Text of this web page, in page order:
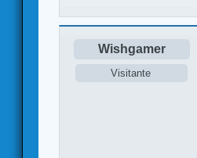
Wishgamer
Visitante